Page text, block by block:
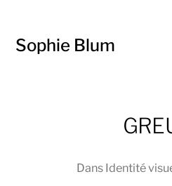
Sophie Blum
Dans Identité